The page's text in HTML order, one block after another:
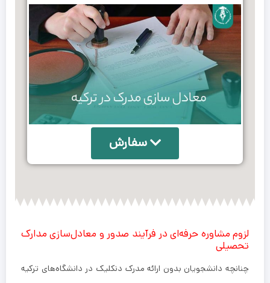
سفارش
لزوم مشاوره حرفه‌ای در فرآیند صدور و معادل‌سازی مدارک
تحصیلی​
چنانچه دانشجویان بدون ارائه مدرک دنکلیک در دانشگاه‌های ترکیه